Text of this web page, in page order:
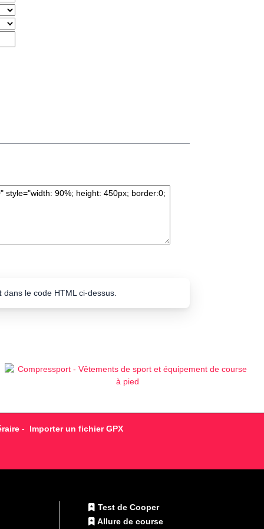
dans le code HTML ci-dessus.
- Importer un fichier GPX
Test de Cooper
Allure de course